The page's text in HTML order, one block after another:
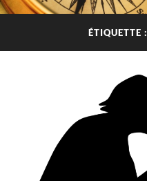
ÉTIQUETTE :